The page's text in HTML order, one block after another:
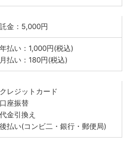
金：5,000円
年払い：1,000円(税込)
月払い：180円(税込)
クレジットカード
口座振替
代金引換え
後払い(コンビ二・銀行・郵便局)